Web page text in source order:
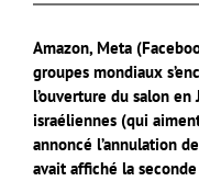
Amazon, Meta
groupes mondiaux
l’ouverture du salon
israéliennes (qui
annoncé l’annulation
avait affiché la